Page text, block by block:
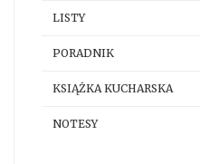
LISTY
PORADNIK
KSIĄŻKA KUCHARSKA
NOTESY